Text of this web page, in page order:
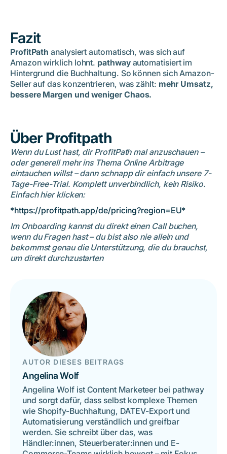
Fazit
ProfitPath analysiert automatisch, was sich auf
Amazon wirklich lohnt. pathwayautomatisiert im
Hintergrund die Buchhaltung. So können sich Amazon-
Seller auf das konzentrieren, was zählt: mehr Umsatz,
bessere Margen und weniger Chaos.
Über Profitpath
Wenn du Lust hast, dir ProfitPath mal anzuschauen –
oder generell mehr ins Thema Online Arbitrage
eintauchen willst – dann schnapp dir einfach unsere 7-
Tage-Free-Trial. Komplett unverbindlich, kein Risiko.
Einfach hier klicken:
*https://profitpath.app/de/pricing?region=EU*
Im Onboarding kannst du direkt einen Call buchen,
wenn du Fragen hast – du bist also nie allein und
bekommst genau die Unterstützung, die du brauchst,
um direkt durchzustarten
AUTOR DIESES BEITRAGS
Angelina Wolf
Angelina Wolf ist Content Marketeer bei pathway
und sorgt dafür, dass selbst komplexe Themen
wie Shopify-Buchhaltung, DATEV-Export und
Automatisierung verständlich und greifbar
werden. Sie schreibt über das, was
Händler:innen, Steuerberater:innen und E-